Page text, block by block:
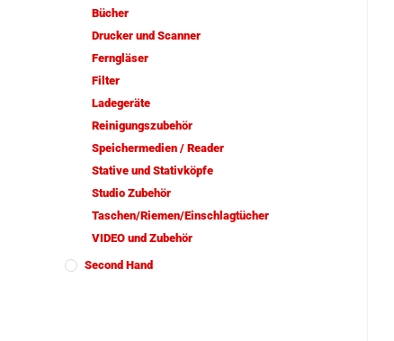
Bücher
Drucker und Scanner
Ferngläser
Filter
Ladegeräte
Reinigungszubehör
Speichermedien / Reader
Stative und Stativköpfe
Studio Zubehör
Taschen/Riemen/Einschlagtücher
VIDEO und Zubehör
Second Hand